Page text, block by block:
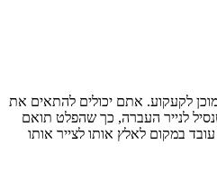
לקעקוע. אתם יכולים להתאים את
לנייר העברה, כך שהפלט תואם
במקום לאלץ אותו לצייר אותו